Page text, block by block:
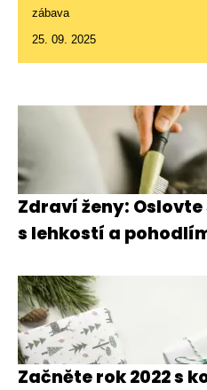
zábava
25. 09. 2025
Zdraví ženy:
s lehkostí a
Začněte rok 2022 s